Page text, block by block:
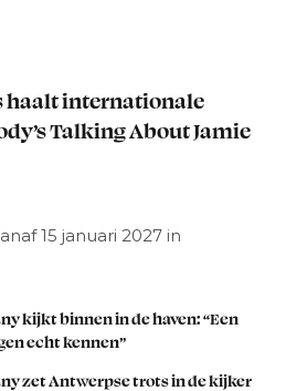
haalt internationale
Talking About Jamie
15 januari 2027 in
kijkt binnen in de haven: “Een
echt kennen”
zet Antwerpse trots in de kijker